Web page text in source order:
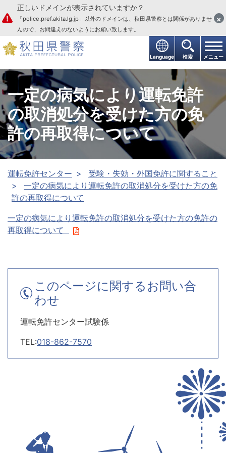
本文へ
Language 検索 メニュー
正しいドメインが表示されていますか？
「police.pref.akita.lg.jp」以外のドメインは、秋田県警察とは関係がありませ
んので、お間違えのないようにお願い致します。
×
一定の病気により運転免許
の取消処分を受けた方の免
許の再取得について
運転免許センター
受験・失効・外国免許に関すること
一定の病気により運転免許の取消処分を受けた方の免
許の再取得について
一定の病気により運転免許の取消処分を受けた方の免許の
再取得について
このページに関するお問い合
わせ
運転免許センター試験係
TEL:018-862-7570